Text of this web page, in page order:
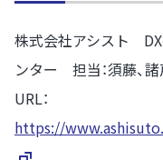
株式会社アシスト
ンター 担当：須藤、諸
URL：
https://